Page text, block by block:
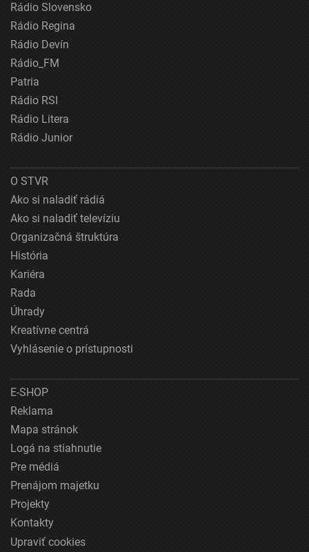
Rádio Slovensko
Rádio Regina
Rádio Devín
Rádio_FM
Patria
Rádio RSI
Rádio Litera
Rádio Junior
O STVR
Ako si naladiť rádiá
Ako si naladiť televíziu
Organizačná štruktúra
História
Kariéra
Rada
Úhrady
Kreatívne centrá
Vyhlásenie o prístupnosti
E-SHOP
Reklama
Mapa stránok
Logá na stiahnutie
Pre médiá
Prenájom majetku
Projekty
Kontakty
Upraviť cookies